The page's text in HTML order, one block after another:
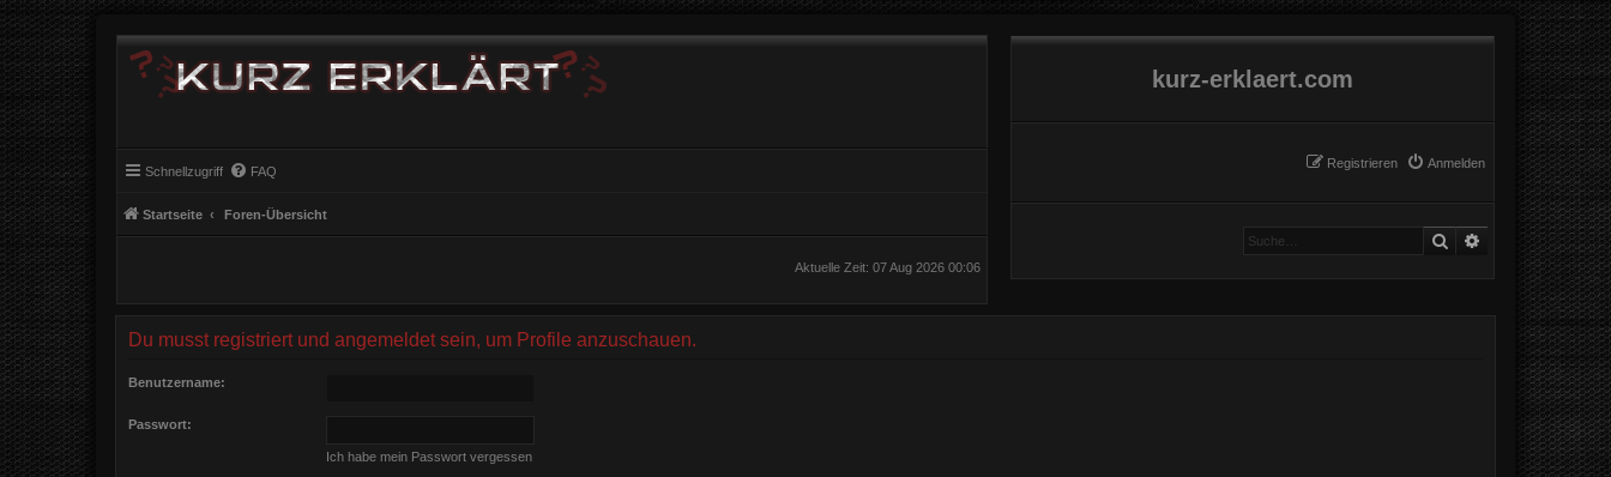
kurz-erklaert.com
Anmelden
Registrieren
Schnellzugriff FAQ
Startseite Foren-Übersicht
Suche Erweiterte Suche
Aktuelle Zeit: 07 Aug 2026 00:06
Du musst registriert und angemeldet sein, um Profile anzuschauen.
Benutzername:
Passwort:
Ich habe mein Passwort vergessen